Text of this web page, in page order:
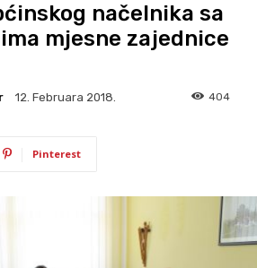
načelnika sa
mjesne zajednice
12. Februara 2018. 404
Pinterest